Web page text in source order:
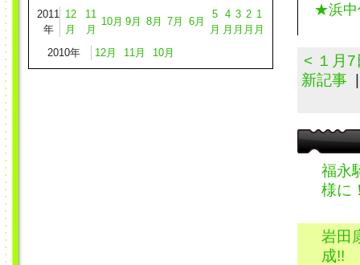
2011
年
12
月
11
月
10月 9月 8月 7月 6月
5
月
4
月
3
月
2
月
1
月
2010年
12月 11月 10月
★浜中
< １月
新記事
福永
様に
岩田
成!!